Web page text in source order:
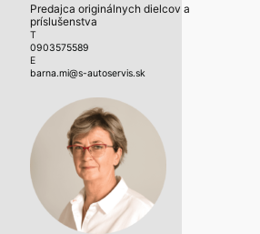
Predajca originálnych dielcov a
príslušenstva
T
0903575589
E
barna.mi@s-autoservis.sk